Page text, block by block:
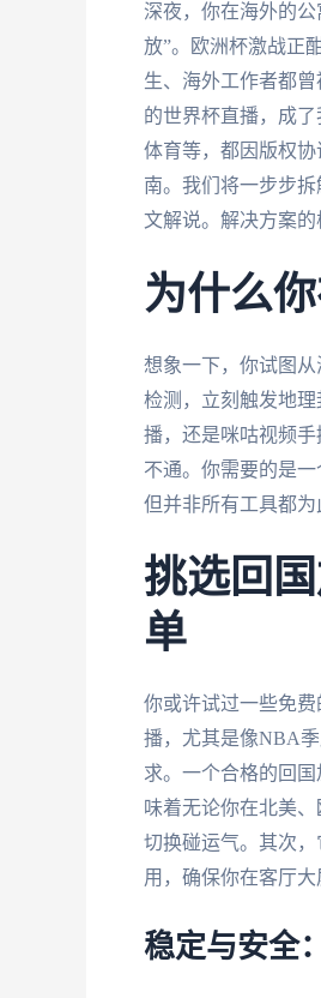
深夜，你在海外的
放”。欧洲杯激战正
生、海外工作者都
的世界杯直播，成
体育等，都因版权
南。我们将一步步
文解说。解决方案的
为什么
想象一下，你试图
检测，立刻触发地
播，还是咪咕视频
不通。你需要的是一
但并非所有工具都为
挑选回
单
你或许试过一些免
播，尤其是像NBA
求。一个合格的回
味着无论你在北美
切换碰运气。其次
用，确保你在客厅大
稳定与安全